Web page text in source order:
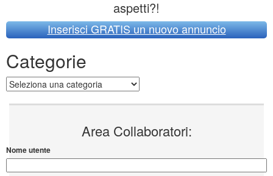
aspetti?!
Inserisci GRATIS un nuovo annuncio
Categorie
Categorie
Area Collaboratori:
Nome utente